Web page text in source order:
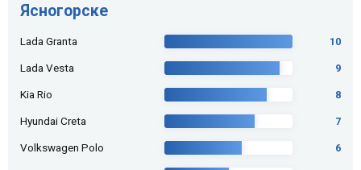
Ясногорске
Lada Granta 10
Lada Vesta 9
Kia Rio 8
Hyundai Creta 7
Volkswagen Polo 6